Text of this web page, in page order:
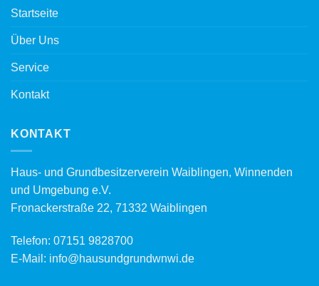
Startseite
Über Uns
Service
Kontakt
KONTAKT
Haus- und Grundbesitzerverein Waiblingen, Winnenden
und Umgebung e.V.
Fronackerstraße 22, 71332 Waiblingen
Telefon: 07151 9828700
E-Mail: info@hausundgrundwnwi.de